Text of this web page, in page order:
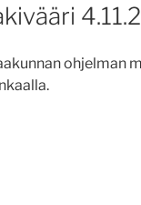
ohjelman